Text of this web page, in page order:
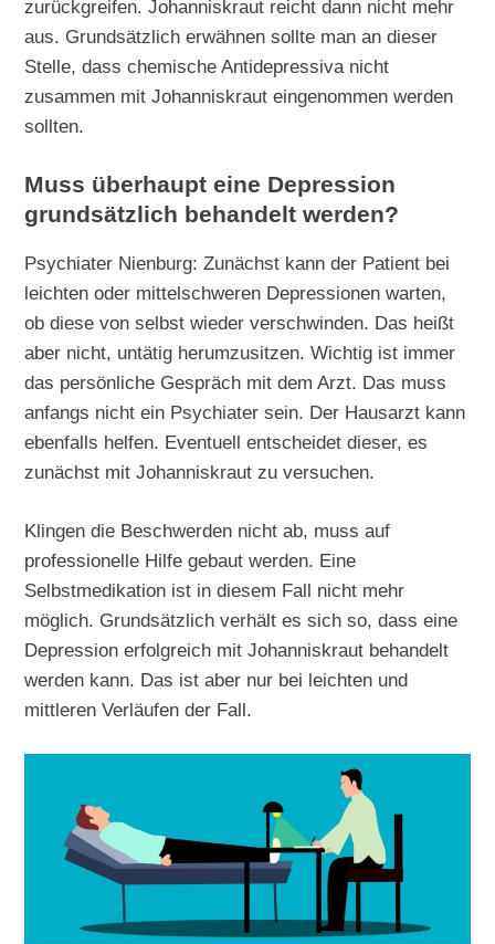
zurückgreifen. Johanniskraut reicht dann nicht mehr
aus. Grundsätzlich erwähnen sollte man an dieser
Stelle, dass chemische Antidepressiva nicht
zusammen mit Johanniskraut eingenommen werden
sollten.
Muss überhaupt eine Depression
grundsätzlich behandelt werden?
Psychiater Nienburg: Zunächst kann der Patient bei
leichten oder mittelschweren Depressionen warten,
ob diese von selbst wieder verschwinden. Das heißt
aber nicht, untätig herumzusitzen. Wichtig ist immer
das persönliche Gespräch mit dem Arzt. Das muss
anfangs nicht ein Psychiater sein. Der Hausarzt kann
ebenfalls helfen. Eventuell entscheidet dieser, es
zunächst mit Johanniskraut zu versuchen.
Klingen die Beschwerden nicht ab, muss auf
professionelle Hilfe gebaut werden. Eine
Selbstmedikation ist in diesem Fall nicht mehr
möglich. Grundsätzlich verhält es sich so, dass eine
Depression erfolgreich mit Johanniskraut behandelt
werden kann. Das ist aber nur bei leichten und
mittleren Verläufen der Fall.